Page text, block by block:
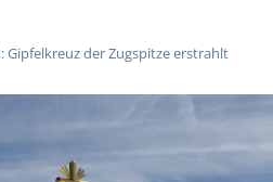
Gipfelkreuz der Zugspitze erstrahlt